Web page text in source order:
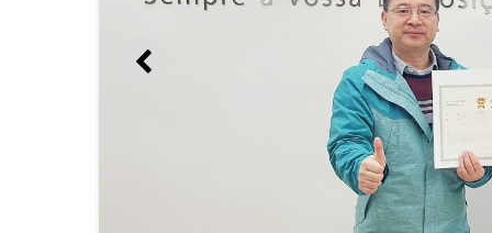
上一則